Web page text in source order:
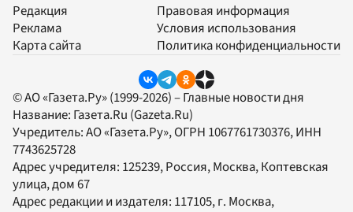
Редакция
Реклама
Карта сайта
Правовая информация
Условия использования
Политика конфиденциальности
© АО «Газета.Ру» (1999-2026) – Главные новости дня
Название: Газета.Ru (Gazeta.Ru)
Учредитель:АО «Газета.Ру», ОГРН 1067761730376, ИНН
7743625728
Адрес учредителя: 125239, Россия, Москва, Коптевская
улица, дом 67
Адрес редакции и издателя: 117105, г. Москва,